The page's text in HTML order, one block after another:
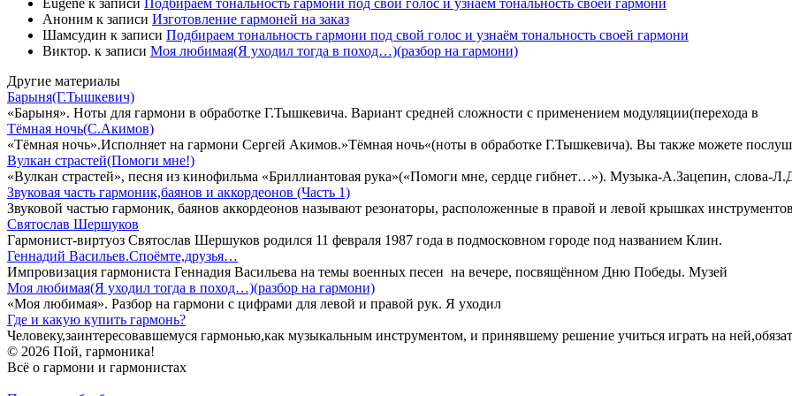
Аноним к записи Изготовление гармоней на заказ
Шамсудин к записи Подбираем тональность гармони под свой голос и узнаём тональность своей гармони
Виктор. к записи Моя любимая(Я уходил тогда в поход…)(разбор на гармони)
Другие материалы
Барыня(Г.Тышкевич)
«Барыня». Ноты для гармони в обработке Г.Тышкевича. Вариант средней сложности с применением модуляции(перехода в
Тёмная ночь(С.Акимов)
«Тёмная ночь».Исполняет на гармони Сергей Акимов.»Тёмная ночь«(ноты в обработке Г.Тышкевича). Вы также можете
Вулкан страстей(Помоги мне!)
«Вулкан страстей», песня из кинофильма «Бриллиантовая рука»(«Помоги мне, сердце гибнет…»). Музыка-А.Зацепин, слова-
Звуковая часть гармоник,баянов и аккордеонов (Часть 1)
Звуковой частью гармоник, баянов аккордеонов называют резонаторы, расположенные в правой и левой крышках
Святослав Шершуков
Гармонист-виртуоз Святослав Шершуков родился 11 февраля 1987 года в подмосковном городе под названием Клин.
Геннадий Васильев.Споёмте,друзья…
Импровизация гармониста Геннадия Васильева на темы военных песен на вечере, посвящённом Дню Победы. Музей
Моя любимая(Я уходил тогда в поход…)(разбор на гармони)
«Моя любимая». Разбор на гармони с цифрами для левой и правой рук. Я уходил
Где и какую купить гармонь?
Человеку,заинтересовавшемуся гармонью,как музыкальным инструментом, и принявшему решение учиться играть на
© 2026 Пой, гармоника!
Всё о гармони и гармонистах